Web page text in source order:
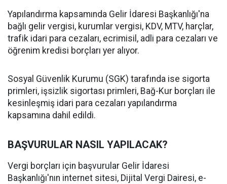
Yapılandırma kapsamında Gelir İdaresi Başkanlığı'na
bağlı gelir vergisi, kurumlar vergisi, KDV, MTV, harçlar,
trafik idari para cezaları, ecrimisil, adli para cezaları ve
öğrenim kredisi borçları yer alıyor.
Sosyal Güvenlik Kurumu (SGK) tarafında ise sigorta
primleri, işsizlik sigortası primleri, Bağ-Kur borçları ile
kesinleşmiş idari para cezaları yapılandırma
kapsamına dahil edildi.
BAŞVURULAR NASIL YAPILACAK?
Vergi borçları için başvurular Gelir İdaresi
Başkanlığı'nın internet sitesi, Dijital Vergi Dairesi, e-